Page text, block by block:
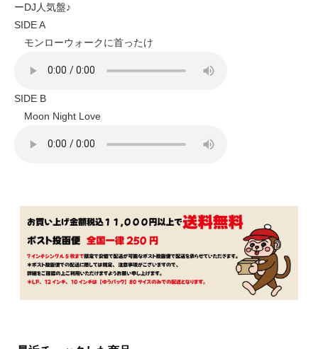
ーDJ人気盤♪
SIDE A
モンローウォークに首ったけ
SIDE B
Moon Night Love